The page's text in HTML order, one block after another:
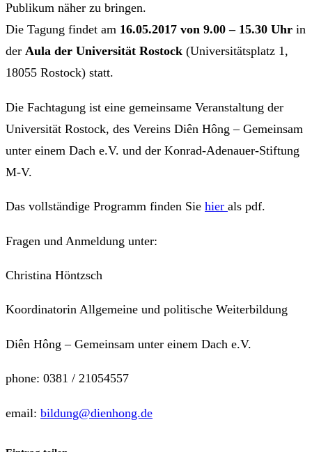
Publikum näher zu bringen.
Die Tagung findet am 16.05.2017 von 9.00 – 15.30 Uhr in
der Aula der Universität Rostock (Universitätsplatz 1,
18055 Rostock) statt.
Die Fachtagung ist eine gemeinsame Veranstaltung der
Universität Rostock, des Vereins Diên Hông – Gemeinsam
unter einem Dach e.V. und der Konrad-Adenauer-Stiftung
M-V.
Das vollständige Programm finden Sie hier als pdf.
Fragen und Anmeldung unter:
Christina Höntzsch
Koordinatorin Allgemeine und politische Weiterbildung
Diên Hông – Gemeinsam unter einem Dach e.V.
phone: 0381 / 21054557
email: bildung@dienhong.de